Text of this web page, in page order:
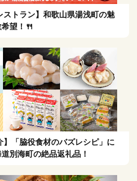
ストラン】和歌山県湯浅町の魅
望！🍴
】「脇役食材のバズレシピ」に
別海町の絶品返礼品！